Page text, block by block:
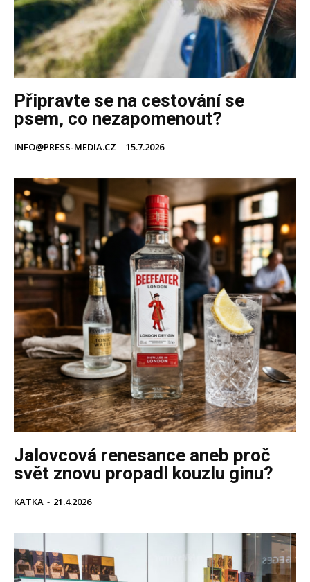
Připravte se na cestování se
psem, co nezapomenout?
INFO@PRESS-MEDIA.CZ - 15.7.2026
Jalovcová renesance aneb proč
svět znovu propadl kouzlu ginu?
KATKA - 21.4.2026